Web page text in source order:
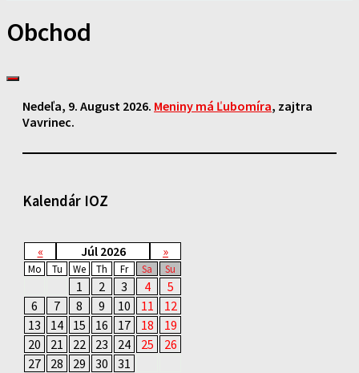
Obchod
Nedeľa, 9. August 2026. Meniny má Ľubomíra, zajtra
Vavrinec.
Kalendár IOZ
« Júl 2026 »
Mo Tu We Th Fr Sa Su
1 2 3 4
5
6
7 8 9 10 11
12
13
14 15 16 17 18
19
20
21 22 23 24 25
26
27
28 29 30 31